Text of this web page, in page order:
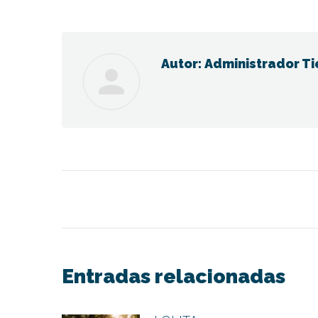
Autor: Administrador
entre
publicaciones
Entradas relacionadas